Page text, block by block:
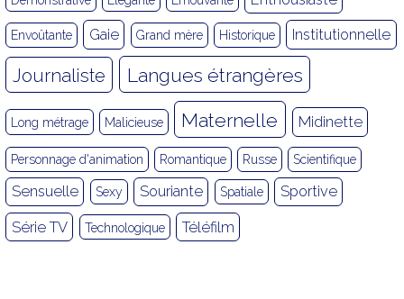
Envoûtante Gaie Grand mère Historique Institutionnelle
Journaliste Langues étrangères
Long métrage Malicieuse Maternelle Midinette
Personnage d'animation Romantique Russe Scientifique
Sensuelle Sexy Souriante Spatiale Sportive
Série TV Technologique Téléfilm